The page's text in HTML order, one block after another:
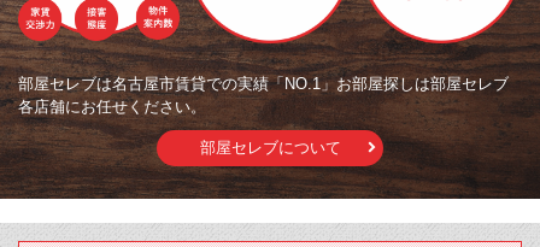
部屋セレブは名古屋市賃貸での実績「NO.1」お部屋探しは部屋セレブ
各店舗にお任せください。
部屋セレブについて